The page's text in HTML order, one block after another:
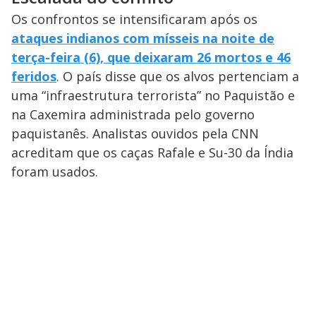
Os confrontos se intensificaram após os
ataques indianos com mísseis na noite de
terça-feira (6), que deixaram 26 mortos e 46
feridos. O país disse que os alvos pertenciam a
uma “infraestrutura terrorista” no Paquistão e
na Caxemira administrada pelo governo
paquistanês. Analistas ouvidos pela CNN
acreditam que os caças Rafale e Su-30 da Índia
foram usados.